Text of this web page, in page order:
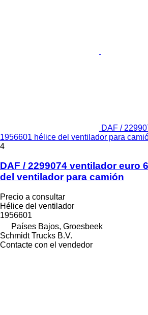
DAF /
1956601 hélice del ventilador para
4
DAF / 2299074 ventilador euro
del ventilador para camión
Precio a consultar
Hélice del ventilador
1956601
Países Bajos, Groesbeek
Schmidt Trucks B.V.
Contacte con el vendedor